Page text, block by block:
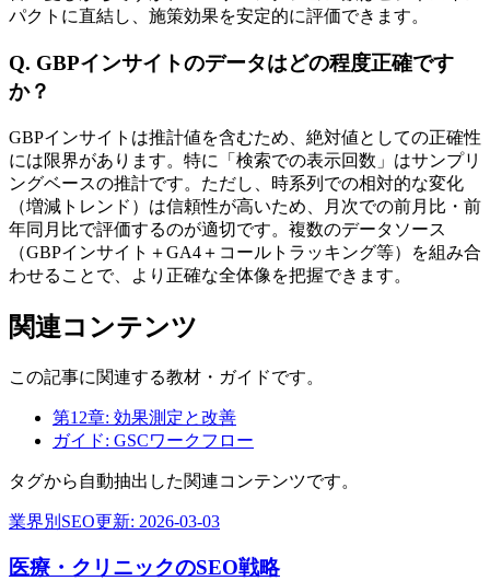
パクトに直結し、施策効果を安定的に評価できます。
Q. GBPインサイトのデータはどの程度正確です
か？
GBPインサイトは推計値を含むため、絶対値としての正確性
には限界があります。特に「検索での表示回数」はサンプリ
ングベースの推計です。ただし、時系列での相対的な変化
（増減トレンド）は信頼性が高いため、月次での前月比・前
年同月比で評価するのが適切です。複数のデータソース
（GBPインサイト＋GA4＋コールトラッキング等）を組み合
わせることで、より正確な全体像を把握できます。
関連コンテンツ
この記事に関連する教材・ガイドです。
第12章: 効果測定と改善
ガイド: GSCワークフロー
タグから自動抽出した関連コンテンツです。
業界別SEO更新: 2026-03-03
医療・クリニックのSEO戦略